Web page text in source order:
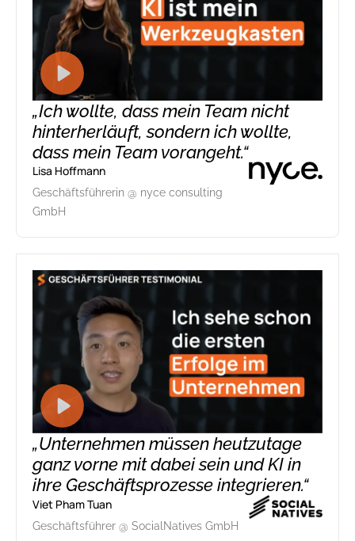
„Ich wollte, dass mein Team nicht
hinterherläuft, sondern ich wollte,
dass mein Team vorangeht.“
Lisa Hoffmann
Geschäftsführerin @ nyce consulting
GmbH
„Unternehmen müssen heutzutage
ganz vorne mit dabei sein und KI in
ihre Geschäftsprozesse integrieren.“
Viet Pham Tuan
Geschäftsführer @ SocialNatives GmbH